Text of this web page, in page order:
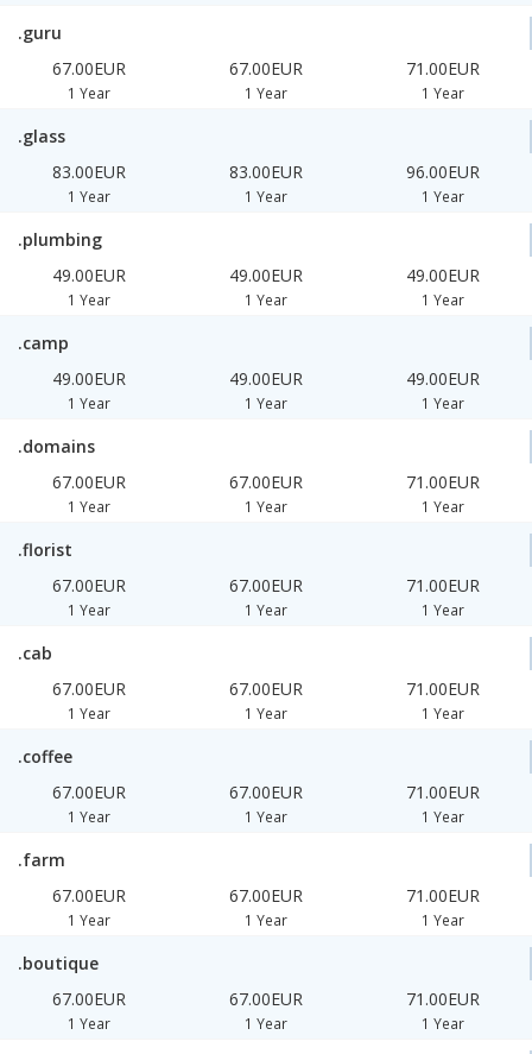
.guru
67.00EUR
1 Year
67.00EUR
1 Year
71.00EUR
1 Year
.glass
83.00EUR
1 Year
83.00EUR
1 Year
96.00EUR
1 Year
.plumbing
49.00EUR
1 Year
49.00EUR
1 Year
49.00EUR
1 Year
.camp
49.00EUR
1 Year
49.00EUR
1 Year
49.00EUR
1 Year
.domains
67.00EUR
1 Year
67.00EUR
1 Year
71.00EUR
1 Year
.florist
67.00EUR
1 Year
67.00EUR
1 Year
71.00EUR
1 Year
.cab
67.00EUR
1 Year
67.00EUR
1 Year
71.00EUR
1 Year
.coffee
67.00EUR
1 Year
67.00EUR
1 Year
71.00EUR
1 Year
.farm
67.00EUR
1 Year
67.00EUR
1 Year
71.00EUR
1 Year
.boutique
67.00EUR
1 Year
67.00EUR
1 Year
71.00EUR
1 Year